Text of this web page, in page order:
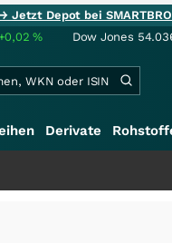
→ Jetzt Depot bei
+0,02% Dow Jones
Derivate